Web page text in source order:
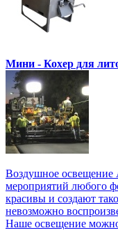
Мини - Кохер для
Воздушное освещение
мероприятий любого
красивы и создают
невозможно
Наше освещение